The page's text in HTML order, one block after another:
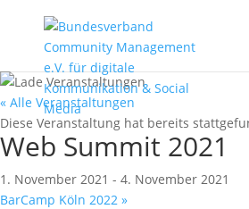
« Alle Veranstaltungen
Diese Veranstaltung hat bereits
Web Summit 2021
1. November 2021 - 4. November 2021
BarCamp Köln 2022 »